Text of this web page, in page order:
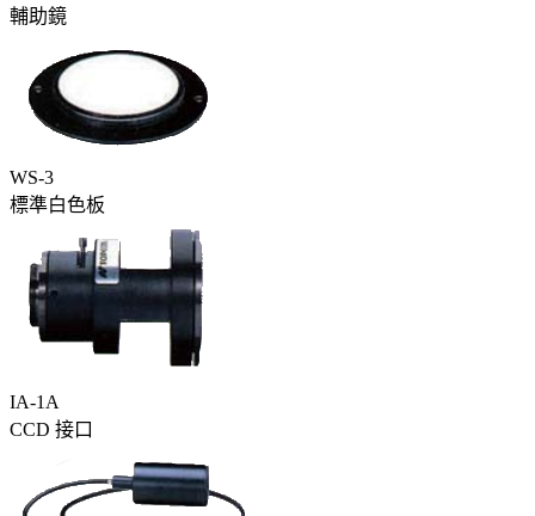
輔助鏡
WS-3
標準白色板
IA-1A
CCD 接口